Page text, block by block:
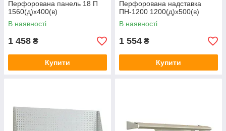
Перфорована панель 18 П
1560(д)х400(в)
В наявності
1 458 ₴
Купити
Перфорована надставка
ПН-1200 1200(д)х500(в)
В наявності
1 554 ₴
Купити